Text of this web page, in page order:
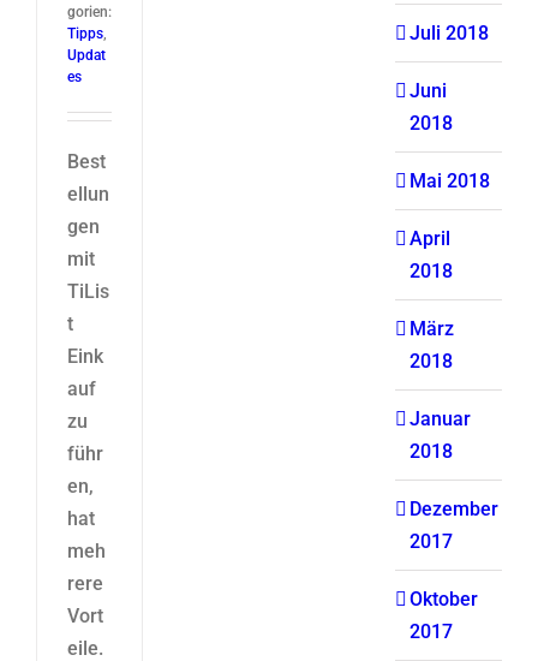
gorien:
Tipps,
Updat
es
Best
ellun
gen
mit
TiLis
t
Eink
auf
zu
führ
en,
hat
meh
rere
Vort
eile.
Juli 2018
Juni
2018
Mai 2018
April
2018
März
2018
Januar
2018
Dezember
2017
Oktober
2017